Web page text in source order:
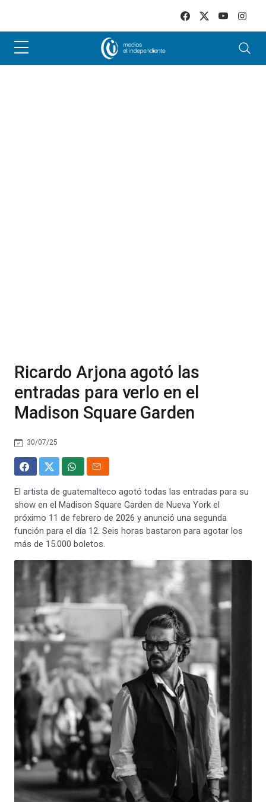
Ricardo Arjona agotó las
entradas para verlo en el
Madison Square Garden
30/07/25
El artista de guatemalteco agotó todas las entradas para su
show en el Madison Square Garden de Nueva York el
próximo 11 de febrero de 2026 y anunció una segunda
función para el día 12. Seis horas bastaron para agotar los
más de 15.000 boletos.